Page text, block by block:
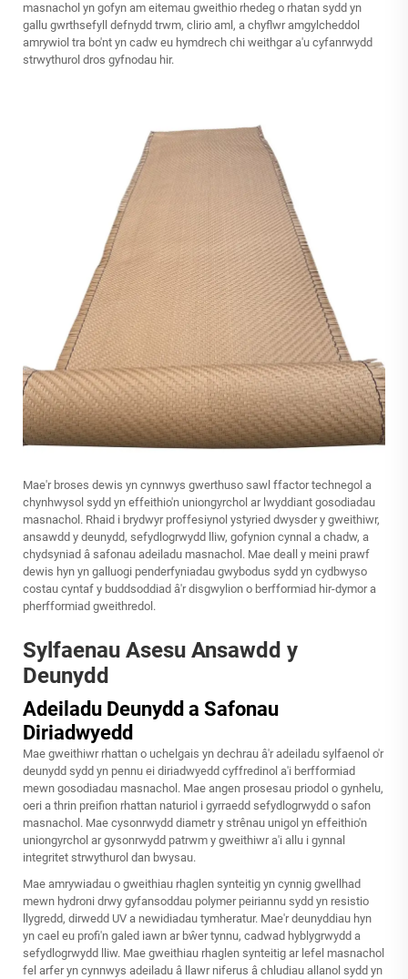
masnachol yn gofyn am eitemau gweithio rhedeg o rhatan sydd yn
gallu gwrthsefyll defnydd trwm, clirio aml, a chyflwr amgylcheddol
amrywiol tra bo'nt yn cadw eu hymdrech chi weithgar a'u cyfanrwydd
strwythurol dros gyfnodau hir.
Mae'r broses dewis yn cynnwys gwerthuso sawl ffactor technegol a
chynhwysol sydd yn effeithio'n uniongyrchol ar lwyddiant gosodiadau
masnachol. Rhaid i brydwyr proffesiynol ystyried dwysder y gweithiwr,
ansawdd y deunydd, sefydlogrwydd lliw, gofynion cynnal a chadw, a
chydsyniad â safonau adeiladu masnachol. Mae deall y meini prawf
dewis hyn yn galluogi penderfyniadau gwybodus sydd yn cydbwyso
costau cyntaf y buddsoddiad â'r disgwylion o berfformiad hir-dymor a
pherfformiad gweithredol.
Sylfaenau Asesu Ansawdd y
Deunydd
Adeiladu Deunydd a Safonau
Diriadwyedd
Mae gweithiwr rhattan o uchelgais yn dechrau â'r adeiladu sylfaenol o'r
deunydd sydd yn pennu ei diriadwyedd cyffredinol a'i berfformiad
mewn gosodiadau masnachol. Mae angen prosesau priodol o gynhelu,
oeri a thrin preifion rhattan naturiol i gyrraedd sefydlogrwydd o safon
masnachol. Mae cysonrwydd diametr y strênau unigol yn effeithio'n
uniongyrchol ar gysonrwydd patrwm y gweithiwr a'i allu i gynnal
integritet strwythurol dan bwysau.
Mae amrywiadau o gweithiau rhaglen synteitig yn cynnig gwellhad
mewn hydroni drwy gyfansoddau polymer peiriannu sydd yn resistio
llygredd, dirwedd UV a newidiadau tymheratur. Mae'r deunyddiau hyn
yn cael eu profi'n galed iawn ar bŵer tynnu, cadwad hyblygrwydd a
sefydlogrwydd lliw. Mae gweithiau rhaglen synteitig ar lefel masnachol
fel arfer yn cynnwys adeiladu â llawr niferus â chludiau allanol sydd yn